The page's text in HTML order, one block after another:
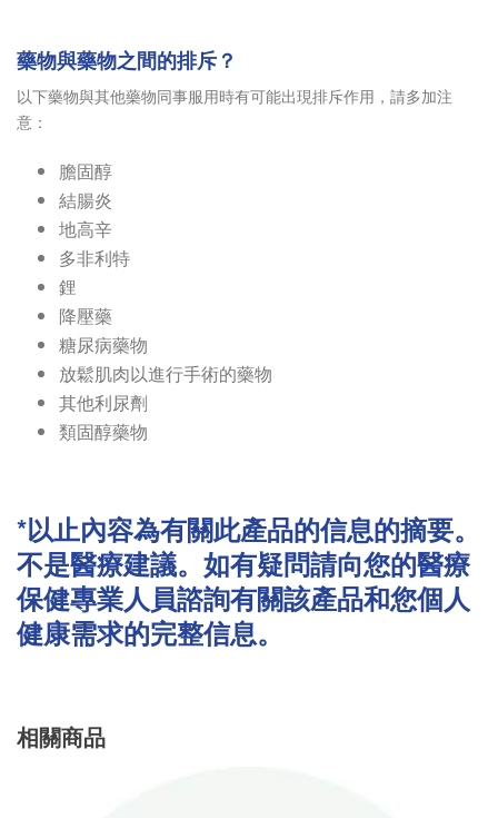
藥物與藥物之間的排斥？
以下藥物與其他藥物同事服用時有可能出現排斥作用，請多加注
意：
膽固醇
結腸炎
地高辛
多非利特
鋰
降壓藥
糖尿病藥物
放鬆肌肉以進行手術的藥物
其他利尿劑
類固醇藥物
*以止內容為有關此產品的信息的摘要。
不是醫療建議。如有疑問請向您的醫療
保健專業人員諮詢有關該產品和您個人
健康需求的完整信息。
相關商品